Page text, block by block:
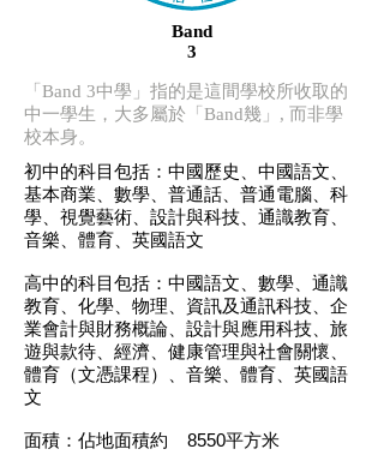
Band
3
「Band 3中學」指的是這間學校所收取的
中一學生，大多屬於「Band幾」, 而非學
校本身。
初中的科目包括：中國歷史、中國語文、
基本商業、數學、普通話、普通電腦、科
學、視覺藝術、設計與科技、通識教育、
音樂、體育、英國語文
高中的科目包括：中國語文、數學、通識
教育、化學、物理、資訊及通訊科技、企
業會計與財務概論、設計與應用科技、旅
遊與款待、經濟、健康管理與社會關懷、
體育（文憑課程）、音樂、體育、英國語
文
面積：佔地面積約 8550平方米